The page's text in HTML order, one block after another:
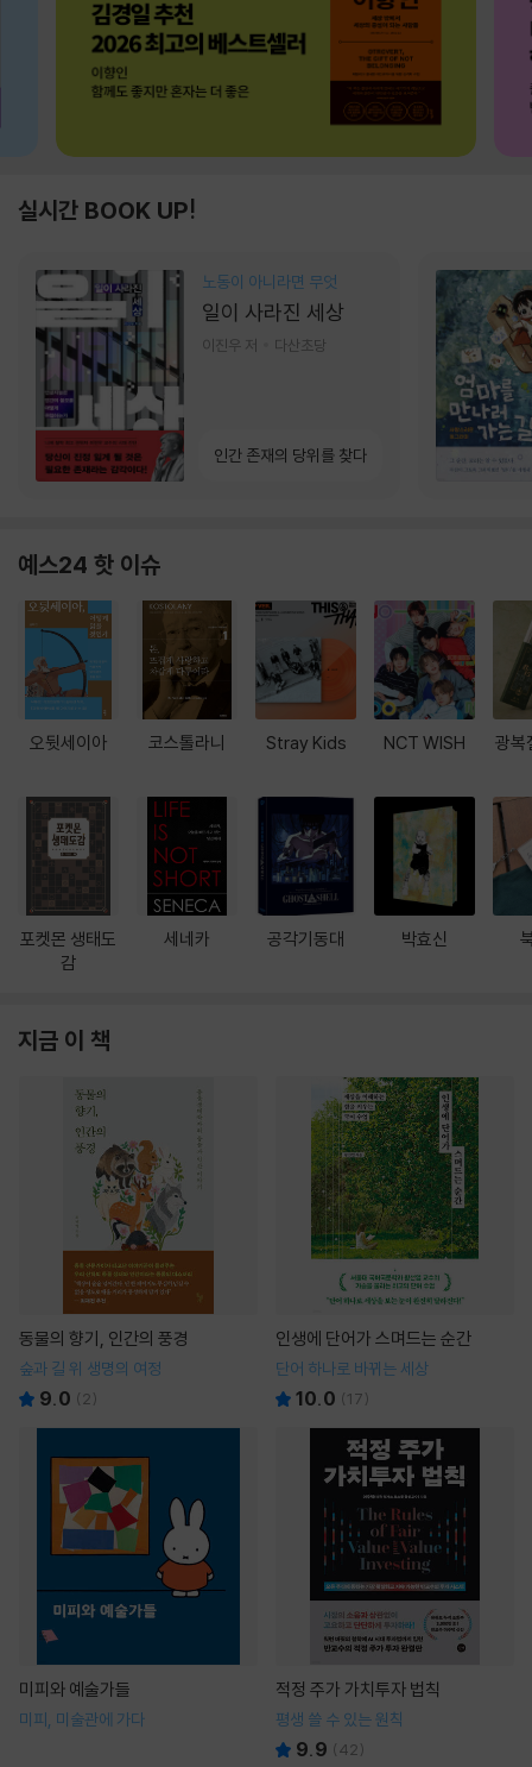
실시간 BOOK UP!
노동이 아니라면 무엇
일이 사라진 세상
이진우 저 다산초당
인간 존재의 당위를 찾다
예스24 핫 이슈
오뒷세이아
포켓몬 생태도
감
코스톨라니
세네카
Stray Kids
공각기동대
NCT WISH
박효신
광복
지금 이 책
동물의 향기, 인간의 풍경
숲과 길 위 생명의 여정
9.0 ( 2)
인생에 단어가 스며드는 순간
단어 하나로 바뀌는 세상
10.0 (17)
미피와 예술가들
미피, 미술관에 가다
적정 주가 가치투자 법칙
평생 쓸 수 있는 원칙
9.9 (42)